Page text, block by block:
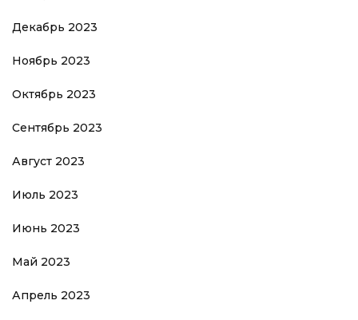
Декабрь 2023
Ноябрь 2023
Октябрь 2023
Сентябрь 2023
Август 2023
Июль 2023
Июнь 2023
Май 2023
Апрель 2023